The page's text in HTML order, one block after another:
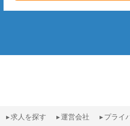
求人を探す 運営会社 プライ